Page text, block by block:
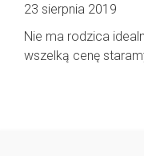
23 sierpnia 2019
Nie ma rodzica
wszelką cenę